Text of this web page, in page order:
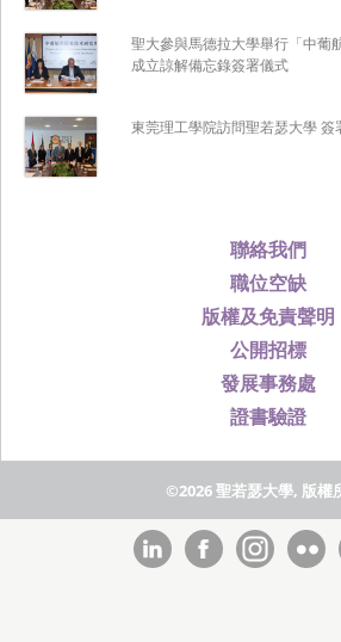
聯絡我們
職位空缺
版權及免責聲明
公開招標
發展事務處
證書驗證
聖大參與馬德拉大學舉行「中葡
成立諒解備忘錄簽署儀式
東莞理工學院訪問聖若瑟大學 簽
©2026 聖若瑟大學, 版權